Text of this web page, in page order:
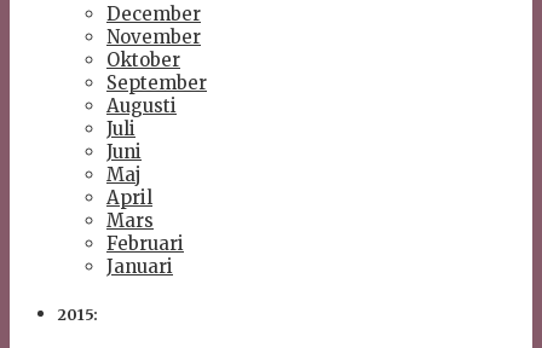
December
November
Oktober
September
Augusti
Juli
Juni
Maj
April
Mars
Februari
Januari
2015: